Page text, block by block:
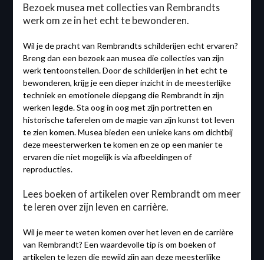
Bezoek musea met collecties van Rembrandts
werk om ze in het echt te bewonderen.
Wil je de pracht van Rembrandts schilderijen echt ervaren?
Breng dan een bezoek aan musea die collecties van zijn
werk tentoonstellen. Door de schilderijen in het echt te
bewonderen, krijg je een dieper inzicht in de meesterlijke
techniek en emotionele diepgang die Rembrandt in zijn
werken legde. Sta oog in oog met zijn portretten en
historische taferelen om de magie van zijn kunst tot leven
te zien komen. Musea bieden een unieke kans om dichtbij
deze meesterwerken te komen en ze op een manier te
ervaren die niet mogelijk is via afbeeldingen of
reproducties.
Lees boeken of artikelen over Rembrandt om meer
te leren over zijn leven en carrière.
Wil je meer te weten komen over het leven en de carrière
van Rembrandt? Een waardevolle tip is om boeken of
artikelen te lezen die gewijd zijn aan deze meesterlijke